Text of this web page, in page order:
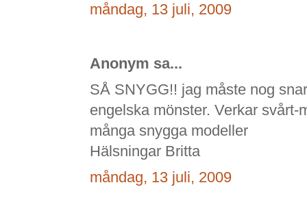
måndag, 13 juli, 2009
Anonym sa...
SÅ SNYGG!! jag måste nog
engelska mönster. Verkar svårt-
många snygga modeller
Hälsningar Britta
måndag, 13 juli, 2009